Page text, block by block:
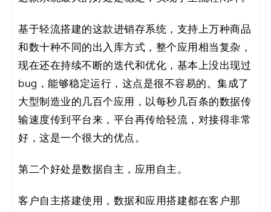
基于轻流搭建的这款进销存系统，支持上万种商品
和数十种不同的出入库方式，整个应用相当复杂，
现在还在持续不断的迭代和优化，基本上没出现过
bug，能够稳定运行，这点是很不容易的。集成了
大型制造业的几百个应用，以每秒几百条的数据传
输速度传到平台来，平台再传给轻流，对接得非常
好，这是一个很大的优点。
第二个好处是数据自主，应用自主。
客户自主搭建使用，数据和应用搭建都在客户那